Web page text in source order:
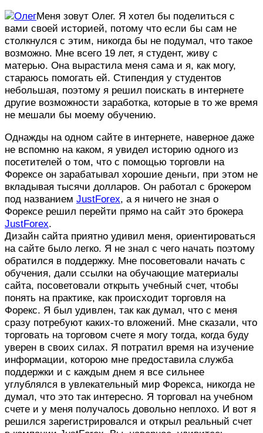
Меня зовут Олег. Я хотел бы поделиться с
вами своей историей, потому что если бы сам не
столкнулся с этим, никогда бы не подумал, что такое
возможно. Мне всего 19 лет, я студент, живу с
матерью. Она вырастила меня сама и я, как могу,
стараюсь помогать ей. Стипендия у студентов
небольшая, поэтому я решил поискать в интернете
другие возможности заработка, которые в то же время
не мешали бы моему обучению.
Однажды на одном сайте в интернете, наверное даже
не вспомню на каком, я увидел историю одного из
посетителей о том, что с помощью торговли на
Форексе он зарабатывал хорошие деньги, при этом не
вкладывая тысячи долларов. Он работал с брокером
под названием JustForex, а я ничего не зная о
Форексе решил перейти прямо на сайт это брокера
JustForex.
Дизайн сайта приятно удивил меня, ориентироваться
на сайте было легко. Я не знал с чего начать поэтому
обратился в поддержку. Мне посоветовали начать с
обучения, дали ссылки на обучающие материалы
сайта, посоветовали открыть учебный счет, чтобы
понять на практике, как происходит торговля на
Форекс. Я был удивлен, так как думал, что с меня
сразу потребуют каких-то вложений. Мне сказали, что
торговать на торговом счете я могу тогда, когда буду
уверен в своих силах. Я потратил время на изучение
информации, которою мне предоставила служба
поддержки и с каждым днем я все сильнее
углублялся в увлекательный мир Форекса, никогда не
думал, что это так интересно. Я торговал на учебном
счете и у меня получалось довольно неплохо. И вот я
решился зарегистрировался и открыл реальный счет